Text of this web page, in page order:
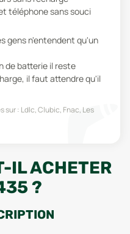
téléphone sans souci
gens n'entendent qu'un
de batterie il reste
il faut attendre qu'il
sur : Ldlc, Clubic, Fnac, Les
IL ACHETER
?